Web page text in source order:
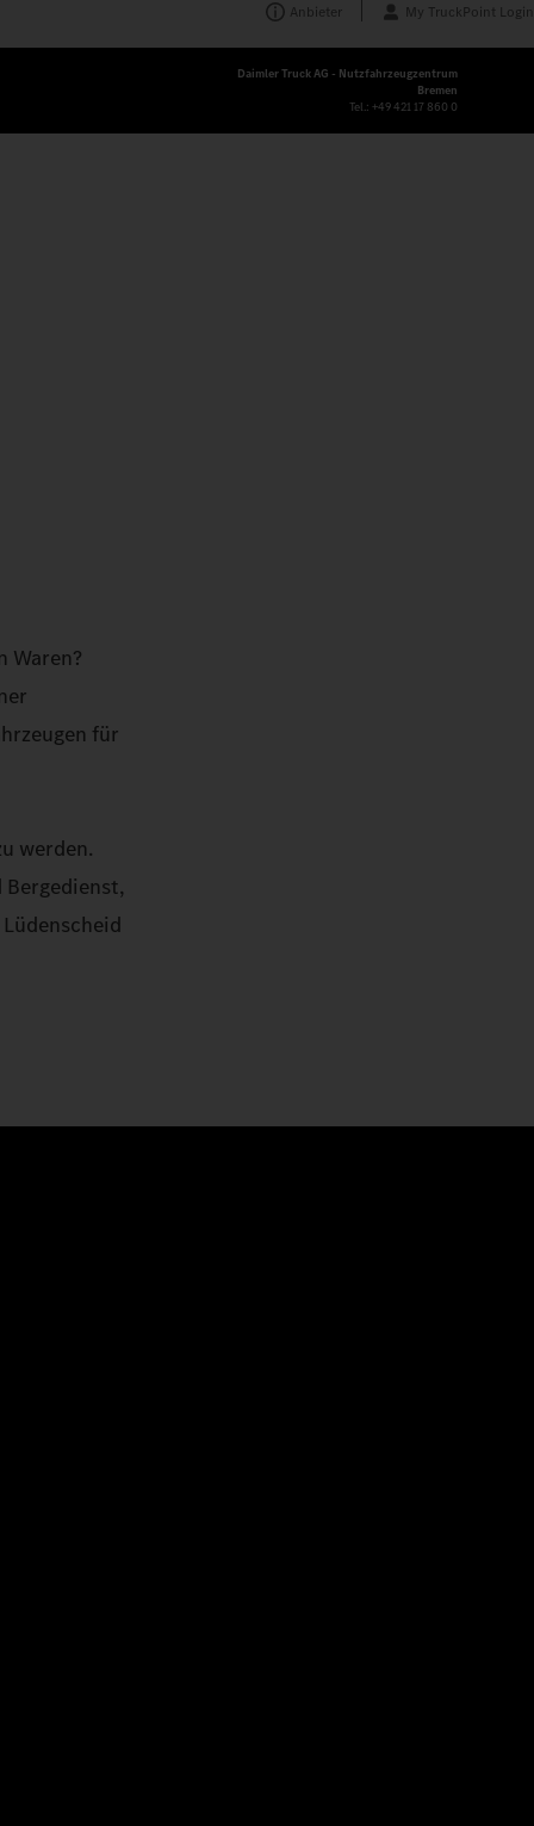
Anbieter My TruckPoint Login
Daimler Truck AG - Nutzfahrzeugzentrum
Bremen
Tel.: +49 421 17 860 0
Waren?
für
werden.